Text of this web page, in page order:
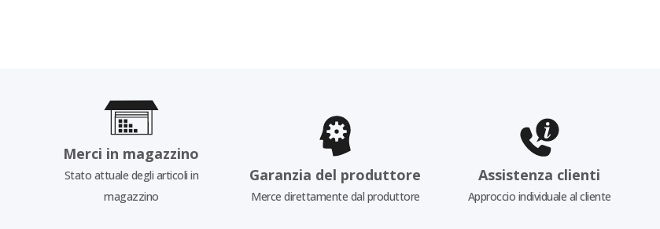
Merci in magazzino
Stato attuale degli articoli in
magazzino
Garanzia del produttore
Merce direttamente dal produttore
Assistenza clienti
Approccio individuale al cliente